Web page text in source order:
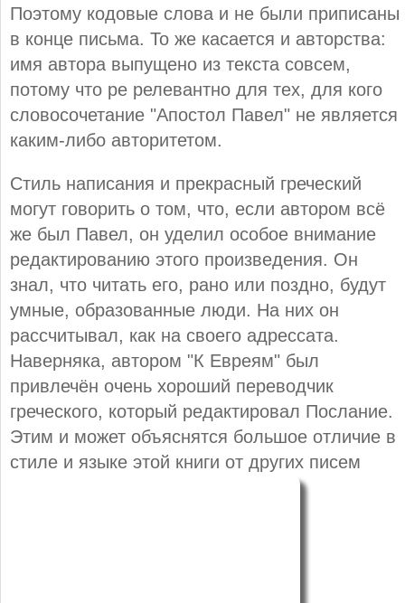
Поэтому кодовые слова и не были приписаны
в конце письма. То же касается и авторства:
имя автора выпущено из текста совсем,
потому что ре релевантно для тех, для кого
словосочетание "Апостол Павел" не является
каким-либо авторитетом.
Стиль написания и прекрасный греческий
могут говорить о том, что, если автором всё
же был Павел, он уделил особое внимание
редактированию этого произведения. Он
знал, что читать его, рано или поздно, будут
умные, образованные люди. На них он
рассчитывал, как на своего адрессата.
Наверняка, автором "К Евреям" был
привлечён очень хороший переводчик
греческого, который редактировал Послание.
Этим и может объяснятся большое отличие в
стиле и языке этой книги от других писем